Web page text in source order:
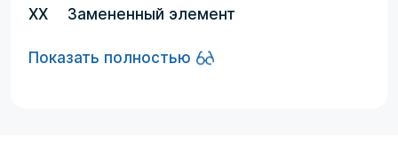
XX
Замененный элемент
Показать полностью